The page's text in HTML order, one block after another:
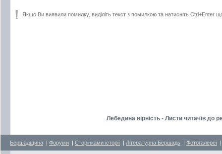
Якщо Ви виявили помилку, виділіть текст з помилкою та натисніть Ctrl+Enter
Лебедина вірність - Листи читачів до
Бершадщина | Форуми | Сторінками історії | Літературна Бершадь | Фотогалереї